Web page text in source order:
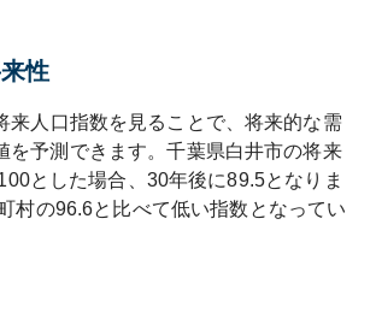
性
来人口指数を見ることで、将来的な需
を予測できます。千葉県白井市の将来
とした場合、30年後に89.5となりま
村の96.6と比べて低い指数となってい